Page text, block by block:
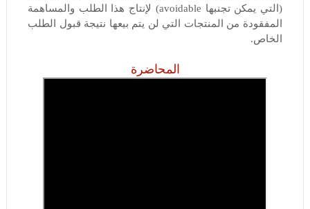
(التي يمكن تجنبها avoidable) لإنتاج هذا الطلب والمساهمة
المفقودة من المنتجات التي لن يتم بيعها نتيجة قبول الطلب
الخاص.
المحاضرة